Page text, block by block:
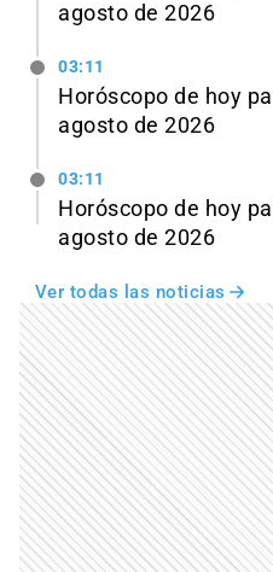
agosto de 2026
03:11
Horóscopo de hoy
agosto de 2026
03:11
Horóscopo de hoy
agosto de 2026
Ver todas las noticias